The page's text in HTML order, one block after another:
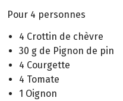
Pour 4 personnes
4 Crottin de chèvre
30 g de Pignon de pin
4 Courgette
4 Tomate
1 Oignon